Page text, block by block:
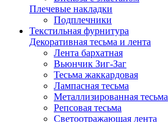
Плечевые накладки
Подплечники
Текстильная фурнитура
Декоративная тесьма и лента
Лента бархатная
Вьюнчик Зиг-Заг
Тесьма жаккардовая
Лампасная тесьма
Металлизированная тесьма
Репсовая тесьма
Светоотражающая лента